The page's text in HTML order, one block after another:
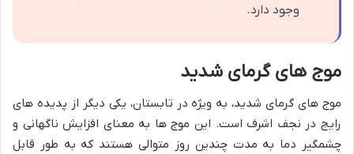
وجود دارد.
موج های گرمای شدید
موج های گرمای شدید، به ویژه در تابستان، یکی دیگر از پدیده های
رایج در نجف اشرف است. این موج ها به معنای افزایش ناگهانی و
چشمگیر دما به مدت چندین روز متوالی هستند که به طور قابل